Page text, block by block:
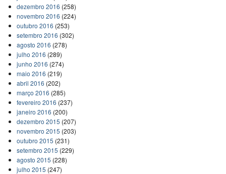
dezembro 2016 (258)
novembro 2016 (224)
outubro 2016 (253)
setembro 2016 (302)
agosto 2016 (278)
julho 2016 (289)
junho 2016 (274)
maio 2016 (219)
abril 2016 (202)
março 2016 (285)
fevereiro 2016 (237)
janeiro 2016 (200)
dezembro 2015 (207)
novembro 2015 (203)
outubro 2015 (231)
setembro 2015 (229)
agosto 2015 (228)
julho 2015 (247)